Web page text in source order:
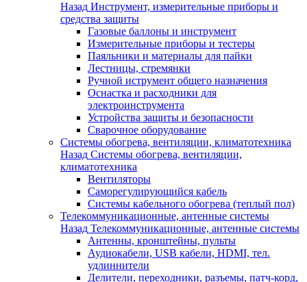
Назад Инструмент, измерительные приборы и
средства защиты
Газовые баллоны и инструмент
Измерительные приборы и тестеры
Паяльники и материалы для пайки
Лестницы, стремянки
Ручной иструмент общего назначения
Оснастка и расходники для
электроинструмента
Устройства защиты и безопасности
Сварочное оборудование
Системы обогрева, вентиляции, климатотехника
Назад Системы обогрева, вентиляции,
климатотехника
Вентиляторы
Саморегулирующийся кабель
Системы кабельного обогрева (теплый пол)
Телекоммуникационные, антенные системы
Назад Телекоммуникационные, антенные системы
Антенны, кронштейны, пульты
Аудиокабели, USB кабели, HDMI, тел.
удлиннители
Делители, переходники, разъемы, патч-корд,